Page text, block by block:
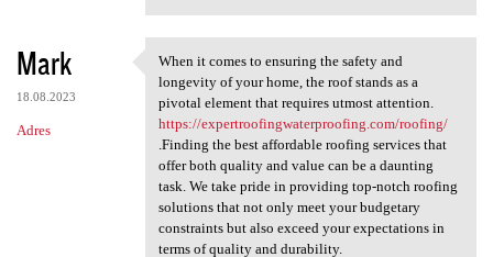
Mark
18.08.2023
Adres
When it comes to ensuring the
When it comes to ensuring the safety and
longevity of your home, the roof stands as a
pivotal element that requires utmost attention.
https://expertroofingwaterproofing.com/roofing/
.Finding the best affordable roofing services that
offer both quality and value can be a daunting
task. We take pride in providing top-notch roofing
solutions that not only meet your budgetary
constraints but also exceed your expectations in
terms of quality and durability.